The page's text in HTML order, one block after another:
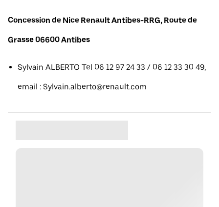
Concession de Nice Renault Antibes-RRG, Route de
Grasse 06600 Antibes
Sylvain ALBERTO Tel 06 12 97 24 33 / 06 12 33 30 49,
email : Sylvain.alberto@renault.com